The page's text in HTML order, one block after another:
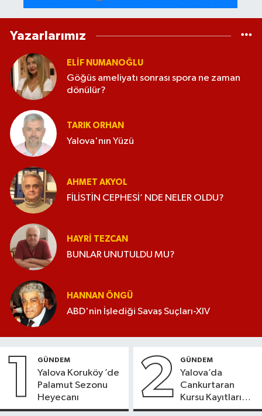
Yazarlarımız
ELİF NUMANOĞLU
Göğüs ameliyatı sonrası spora ne zaman
dönülür?
TARIK ORHAN
Yalova'nın Yüzü
AHMET AKYOL
FİLİSTİN CEPHESİ’ NDE NELER OLDU?
HAYRI TEZCAN
BUNLAR UNUTULDU MU?
HANNAN ÖNGÜ
ABD'nin İşlediği Savaş Suçları-XIV
1 GÜNDEM
Yalova Koruköy ’de
Palamut Sezonu
Heyecanı
2 GÜNDEM
Yalova’da
Cankurtaran
Kursu Kayıtları
Başladı